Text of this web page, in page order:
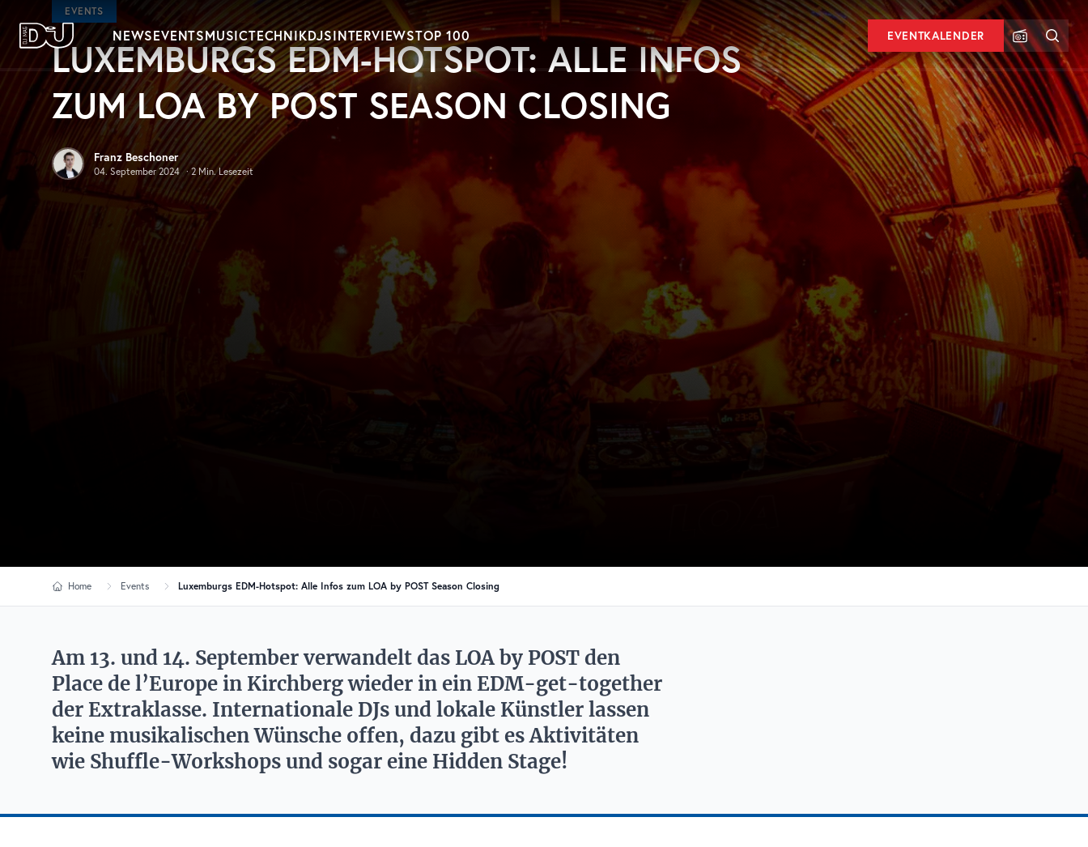
Zum Hauptinhalt springen
DJ Mag Germany
NEWSEVENTSMUSICTECHNIKDJSINTERVIEWSTOP 100 EVENTKALENDER
EVENTS
LUXEMBURGS EDM-HOTSPOT: ALLE INFOS
ZUM LOA BY POST SEASON CLOSING
Franz Beschoner
04. September 2024 ·2 Min. Lesezeit
Home Events Luxemburgs EDM-Hotspot: Alle Infos zum LOA by POST Season Closing
Am 13. und 14. September verwandelt das LOA by POST den
Place de l’Europe in Kirchberg wieder in ein EDM-get-together
der Extraklasse. Internationale DJs und lokale Künstler lassen
keine musikalischen Wünsche offen, dazu gibt es Aktivitäten
wie Shuffle-Workshops und sogar eine Hidden Stage!